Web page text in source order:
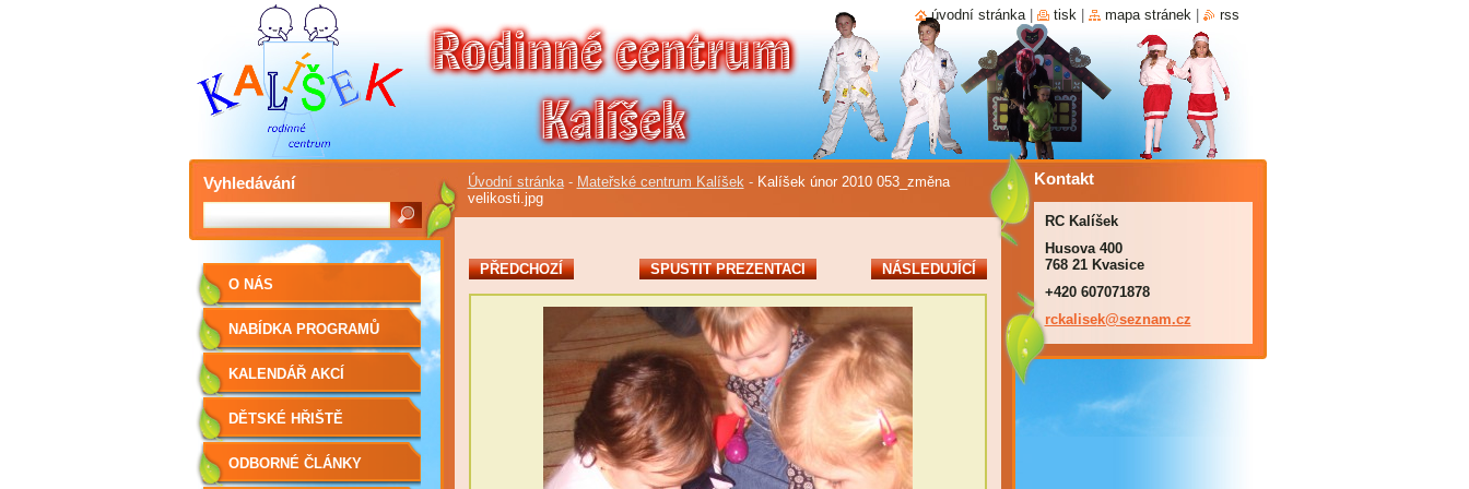
Úvodní stránka - Mateřské centrum Kalíšek - Kalíšek únor 2010 053_změna
velikosti.jpg
PŘEDCHOZÍ SPUSTIT PREZENTACI
NÁSLEDUJÍCÍ
O NÁS
NABÍDKA PROGRAMŮ
KALENDÁŘ AKCÍ
DĚTSKÉ HŘIŠTĚ
ODBORNÉ ČLÁNKY
Kontakt
RC Kalíšek
Husova 400
768 21 Kvasice
+420 607071878
rckalisek@seznam.cz
Vyhledávání
úvodní stránka tisk mapa stránek rss